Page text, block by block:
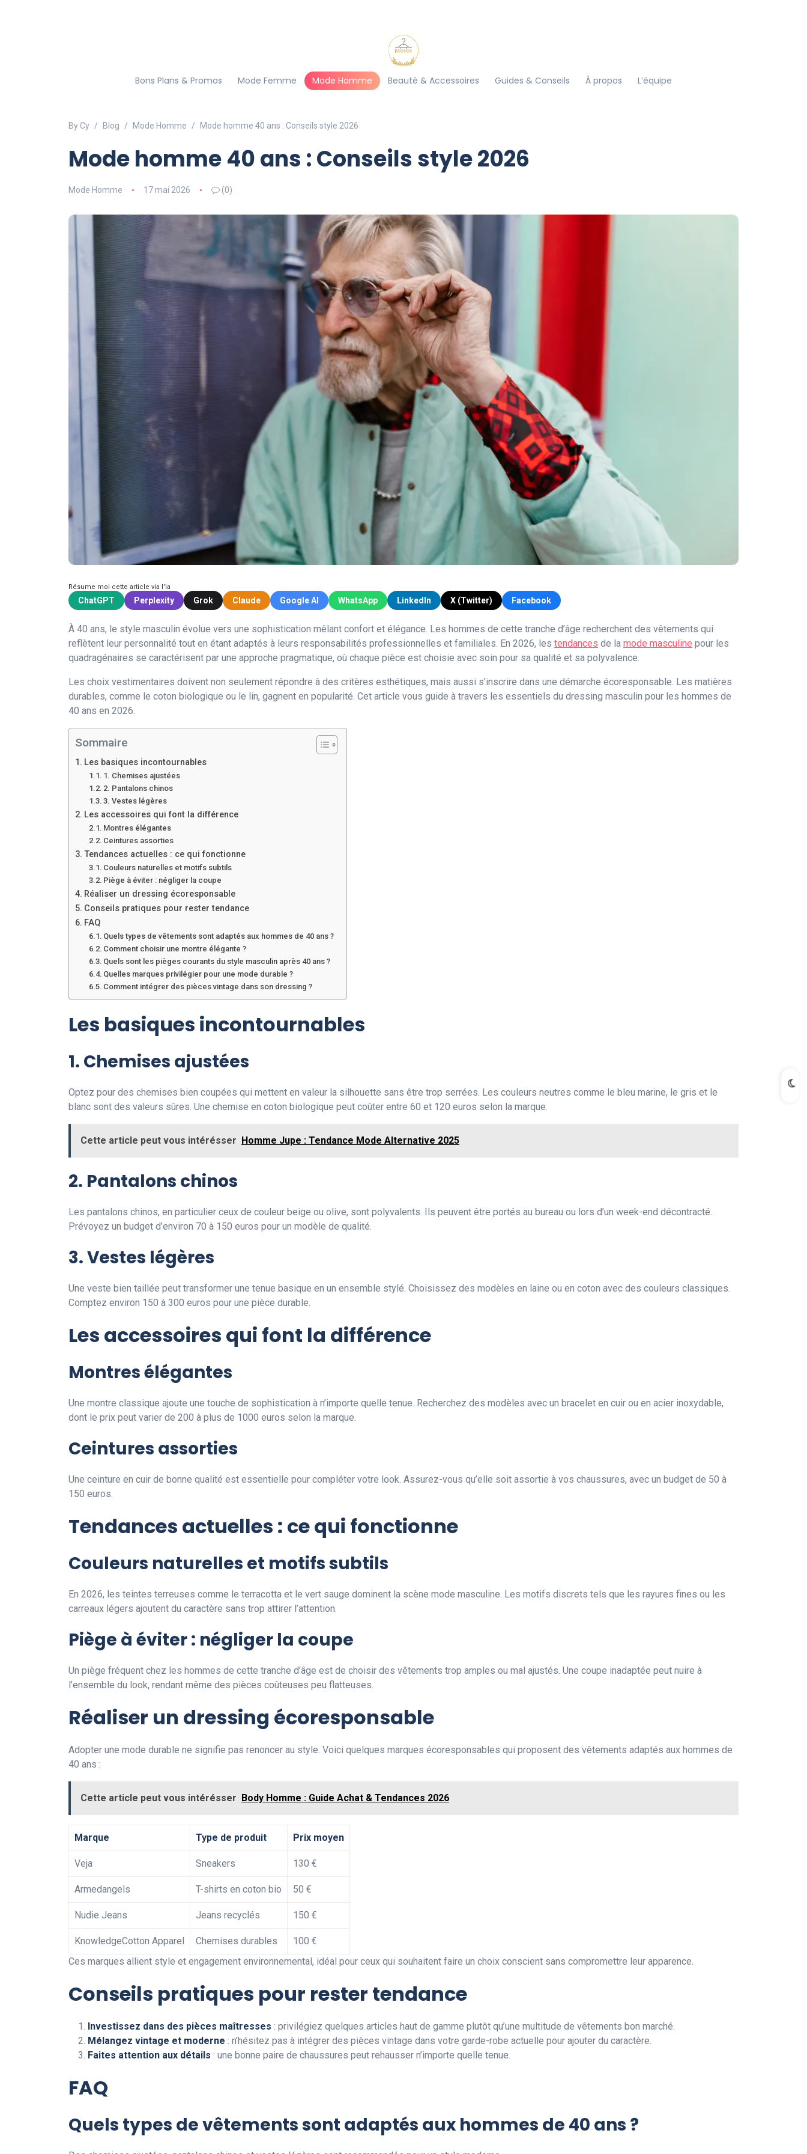
Bons Plans & Promos Mode Femme Mode Homme Beauté & Accessoires Guides & Conseils À propos L’équipe
By Cy Blog Mode Homme Mode homme 40 ans : Conseils style 2026
Mode homme 40 ans : Conseils style 2026
Mode Homme 17 mai 2026 (0)
Résume moi cette article via l'ia
ChatGPT Perplexity Grok Claude Google AI WhatsApp LinkedIn X (Twitter) Facebook
À 40 ans, le style masculin évolue vers une sophistication mêlant confort et élégance. Les hommes de cette tranche d’âge recherchent des vêtements qui
reflètent leur personnalité tout en étant adaptés à leurs responsabilités professionnelles et familiales. En 2026, les tendances de la mode masculine pour les
quadragénaires se caractérisent par une approche pragmatique, où chaque pièce est choisie avec soin pour sa qualité et sa polyvalence.
Les choix vestimentaires doivent non seulement répondre à des critères esthétiques, mais aussi s’inscrire dans une démarche écoresponsable. Les matières
durables, comme le coton biologique ou le lin, gagnent en popularité. Cet article vous guide à travers les essentiels du dressing masculin pour les hommes de
40 ans en 2026.
Sommaire
Les basiques incontournables
1. Chemises ajustées
2. Pantalons chinos
3. Vestes légères
Les accessoires qui font la différence
Montres élégantes
Ceintures assorties
Tendances actuelles : ce qui fonctionne
Couleurs naturelles et motifs subtils
Piège à éviter : négliger la coupe
Réaliser un dressing écoresponsable
Conseils pratiques pour rester tendance
FAQ
Quels types de vêtements sont adaptés aux hommes de 40 ans ?
Comment choisir une montre élégante ?
Quels sont les pièges courants du style masculin après 40 ans ?
Quelles marques privilégier pour une mode durable ?
Comment intégrer des pièces vintage dans son dressing ?
Les basiques incontournables
1. Chemises ajustées
Optez pour des chemises bien coupées qui mettent en valeur la silhouette sans être trop serrées. Les couleurs neutres comme le bleu marine, le gris et le
blanc sont des valeurs sûres. Une chemise en coton biologique peut coûter entre 60 et 120 euros selon la marque.
Cette article peut vous intérésser Homme Jupe : Tendance Mode Alternative 2025
2. Pantalons chinos
Les pantalons chinos, en particulier ceux de couleur beige ou olive, sont polyvalents. Ils peuvent être portés au bureau ou lors d’un week-end décontracté.
Prévoyez un budget d’environ 70 à 150 euros pour un modèle de qualité.
3. Vestes légères
Une veste bien taillée peut transformer une tenue basique en un ensemble stylé. Choisissez des modèles en laine ou en coton avec des couleurs classiques.
Comptez environ 150 à 300 euros pour une pièce durable.
Les accessoires qui font la différence
Montres élégantes
Une montre classique ajoute une touche de sophistication à n’importe quelle tenue. Recherchez des modèles avec un bracelet en cuir ou en acier inoxydable,
dont le prix peut varier de 200 à plus de 1000 euros selon la marque.
Ceintures assorties
Une ceinture en cuir de bonne qualité est essentielle pour compléter votre look. Assurez-vous qu’elle soit assortie à vos chaussures, avec un budget de 50 à
150 euros.
Tendances actuelles : ce qui fonctionne
Couleurs naturelles et motifs subtils
En 2026, les teintes terreuses comme le terracotta et le vert sauge dominent la scène mode masculine. Les motifs discrets tels que les rayures fines ou les
carreaux légers ajoutent du caractère sans trop attirer l’attention.
Piège à éviter : négliger la coupe
Un piège fréquent chez les hommes de cette tranche d’âge est de choisir des vêtements trop amples ou mal ajustés. Une coupe inadaptée peut nuire à
l’ensemble du look, rendant même des pièces coûteuses peu flatteuses.
Réaliser un dressing écoresponsable
Adopter une mode durable ne signifie pas renoncer au style. Voici quelques marques écoresponsables qui proposent des vêtements adaptés aux hommes de
40 ans :
Cette article peut vous intérésser Body Homme : Guide Achat & Tendances 2026
Marque Type de produit Prix moyen
Veja Sneakers 130 €
Armedangels T-shirts en coton bio 50 €
Nudie Jeans Jeans recyclés 150 €
KnowledgeCotton Apparel Chemises durables
100 €
Ces marques allient style et engagement environnemental, idéal pour ceux qui souhaitent faire un choix conscient sans compromettre leur apparence.
Conseils pratiques pour rester tendance
Investissez dans des pièces maîtresses : privilégiez quelques articles haut de gamme plutôt qu’une multitude de vêtements bon marché.
Mélangez vintage et moderne : n’hésitez pas à intégrer des pièces vintage dans votre garde-robe actuelle pour ajouter du caractère.
Faites attention aux détails : une bonne paire de chaussures peut rehausser n’importe quelle tenue.
FAQ
Quels types de vêtements sont adaptés aux hommes de 40 ans ?